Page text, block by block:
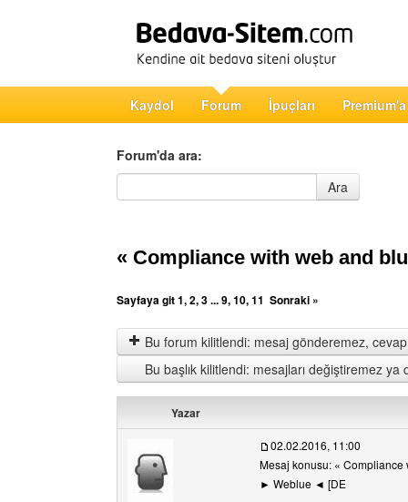
Kaydol Forum İpuçları
Forum'da ara:
Forum'da ara
Ara
« Compliance with web and
Sayfaya git1,2,3...9,10,11 Sonraki »
Bu forum kilitlendi: mesaj gönderemez,
Bu başlık kilitlendi: mesajları değiştiremez ya
Yazar
02.02.2016, 11:00
Mesaj konusu: « Compliance
► Weblue ◄ [DE